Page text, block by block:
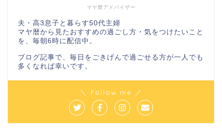
マヤ暦アドバイザー
夫・高3息子と暮らす50代主婦
マヤ暦から見たおすすめの過ごし方・気をつけたいこと
を、毎朝6時に配信中。
ブログ記事で、毎日をごきげんで過ごせる方が一人でも
多くなれば幸いです。
＼ Follow me ／